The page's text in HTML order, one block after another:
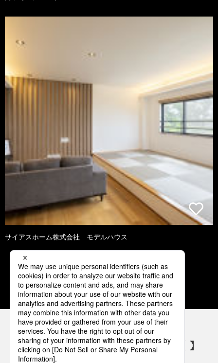
サイアスホーム株式会社 モデルハウス
1 2 3 4 5
パナソニックの電気設備 SNSアカウント